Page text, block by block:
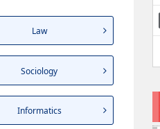
Law
Sociology
Informatics